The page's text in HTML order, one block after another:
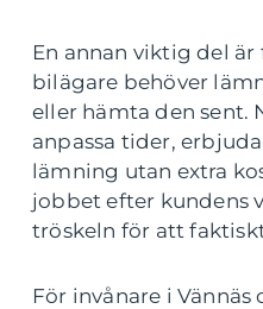
En annan viktig del
bilägare behöver
eller hämta den sent.
anpassa tider,
lämning utan extra
jobbet efter kundens
tröskeln för att
För invånare i